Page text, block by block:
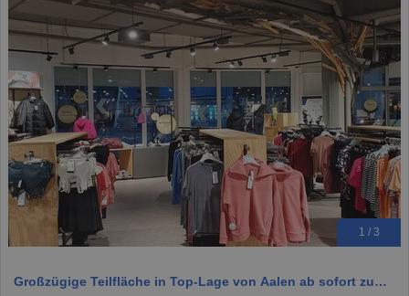
1 / 3
Großzügige Teilfläche in Top-Lage von Aalen ab sofort zu…